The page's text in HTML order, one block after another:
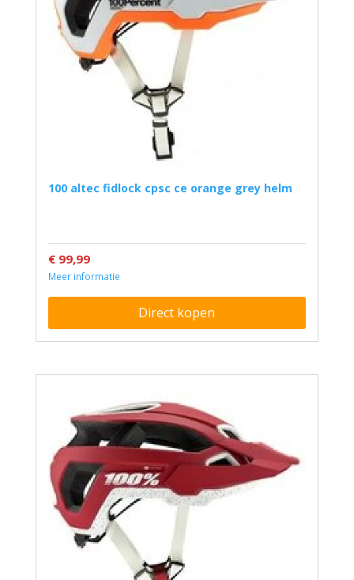
100 altec fidlock cpsc ce orange grey helm
€ 99,99
Meer informatie
Direct kopen